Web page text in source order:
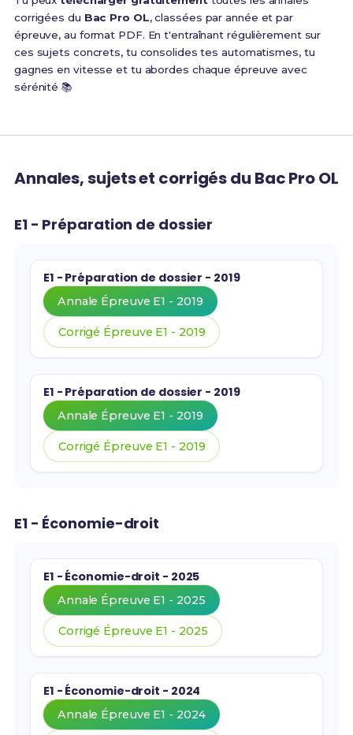
corrigées du Bac Pro OL, classées par année et par
épreuve, au format PDF. En t'entraînant régulièrement sur
ces sujets concrets, tu consolides tes automatismes, tu
gagnes en vitesse et tu abordes chaque épreuve avec
sérénité 📚
Annales, sujets et corrigés du Bac Pro OL
E1 - Préparation de dossier
E1 - Préparation de dossier - 2019
Annale Épreuve E1 - 2019
Corrigé Épreuve E1 - 2019
E1 - Préparation de dossier - 2019
Annale Épreuve E1 - 2019
Corrigé Épreuve E1 - 2019
E1 - Économie-droit
E1 - Économie-droit - 2025
Annale Épreuve E1 - 2025
Corrigé Épreuve E1 - 2025
E1 - Économie-droit - 2024
Annale Épreuve E1 - 2024